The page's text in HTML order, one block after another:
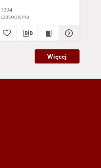
1994
czasopisma
Więcej